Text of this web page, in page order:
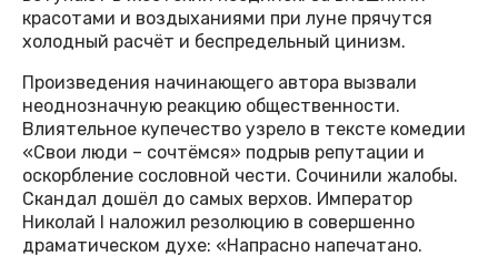
красотами и воздыханиями при луне прячутся
холодный расчёт и беспредельный цинизм.
Произведения начинающего автора вызвали
неоднозначную реакцию общественности.
Влиятельное купечество узрело в тексте комедии
«Свои люди – сочтёмся» подрыв репутации и
оскорбление сословной чести. Сочинили жалобы.
Скандал дошёл до самых верхов. Император
Николай I наложил резолюцию в совершенно
драматическом духе: «Напрасно напечатано.